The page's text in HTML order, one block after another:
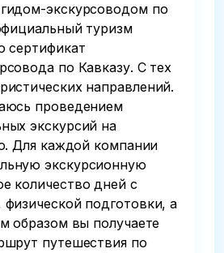
экскурсоводом по
туризм
сертификат
по Кавказу. С тех
направлений.
проведением
экскурсий на
Для каждой компании
экскурсионную
количество дней с
подготовки, а
образом вы получаете
путешествия по